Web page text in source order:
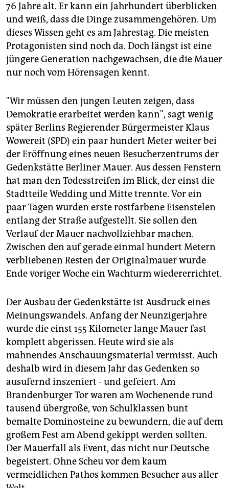
76 Jahre alt. Er kann ein Jahrhundert überblicken
und weiß, dass die Dinge zusammengehören. Um
dieses Wissen geht es am Jahrestag. Die meisten
Protagonisten sind noch da. Doch längst ist eine
jüngere Generation nachgewachsen, die die Mauer
nur noch vom Hörensagen kennt.
"Wir müssen den jungen Leuten zeigen, dass
Demokratie erarbeitet werden kann", sagt wenig
später Berlins Regierender Bürgermeister Klaus
Wowereit (SPD) ein paar hundert Meter weiter bei
der Eröffnung eines neuen Besucherzentrums der
Gedenkstätte Berliner Mauer. Aus dessen Fenstern
hat man den Todesstreifen im Blick, der einst die
Stadtteile Wedding und Mitte trennte. Vor ein
paar Tagen wurden erste rostfarbene Eisenstelen
entlang der Straße aufgestellt. Sie sollen den
Verlauf der Mauer nachvollziehbar machen.
Zwischen den auf gerade einmal hundert Metern
verbliebenen Resten der Originalmauer wurde
Ende voriger Woche ein Wachturm wiedererrichtet.
Der Ausbau der Gedenkstätte ist Ausdruck eines
Meinungswandels. Anfang der Neunzigerjahre
wurde die einst 155 Kilometer lange Mauer fast
komplett abgerissen. Heute wird sie als
mahnendes Anschauungsmaterial vermisst. Auch
deshalb wird in diesem Jahr das Gedenken so
ausufernd inszeniert - und gefeiert. Am
Brandenburger Tor waren am Wochenende rund
tausend übergroße, von Schulklassen bunt
bemalte Dominosteine zu bewundern, die auf dem
großem Fest am Abend gekippt werden sollten.
Der Mauerfall als Event, das nicht nur Deutsche
begeistert. Ohne Scheu vor dem kaum
vermeidlichen Pathos kommen Besucher aus aller